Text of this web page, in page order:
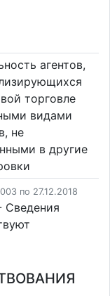
агентов,
торговле
видами
не
в другие
по 27.12.2018
Cведения